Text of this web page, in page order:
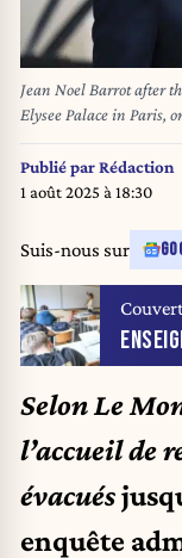
Jean Noel Barrot after
Elysee Palace in Paris,
Publié parRédaction
1 août 2025 à 18:30
Suis-nous sur
Selon Le
l’accueil de
évacués
enquête